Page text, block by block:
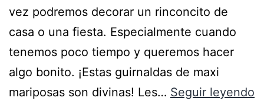
vez podremos decorar un rinconcito de
casa o una fiesta. Especialmente cuando
tenemos poco tiempo y queremos hacer
algo bonito. ¡Estas guirnaldas de maxi
mariposas son divinas! Les… Seguir leyendo